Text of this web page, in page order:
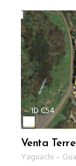
ID C54
Venta
Yaguachi –